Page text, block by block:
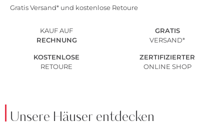
Gratis Versand* und kostenlose Retoure
KAUF AUF
RECHNUNG
GRATIS
VERSAND*
KOSTENLOSE
RETOURE
ZERTIFIZIERTER
ONLINE SHOP
Unsere Häuser entdecken